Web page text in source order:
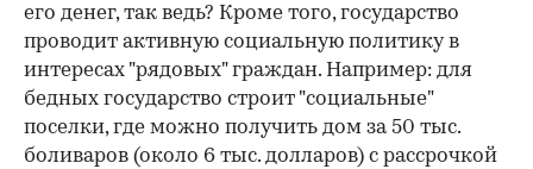
его денег, так ведь? Кроме того, государство
проводит активную социальную политику в
интересах "рядовых" граждан. Например: для
бедных государство строит "социальные"
поселки, где можно получить дом за 50 тыс.
боливаров (около 6 тыс. долларов) с рассрочкой